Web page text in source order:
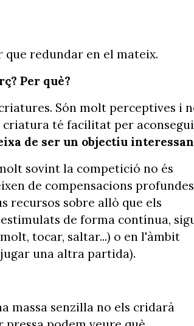
redundar en el mateix.
Per què?
Són molt perceptives i
criatura té facilitat per
de ser un objectiu
sovint la competició no és
de compensacions profundes
recursos sobre allò que els
de forma contínua,
tocar, saltar...) o en l'àmbit
una altra partida).
massa senzilla no els cridarà